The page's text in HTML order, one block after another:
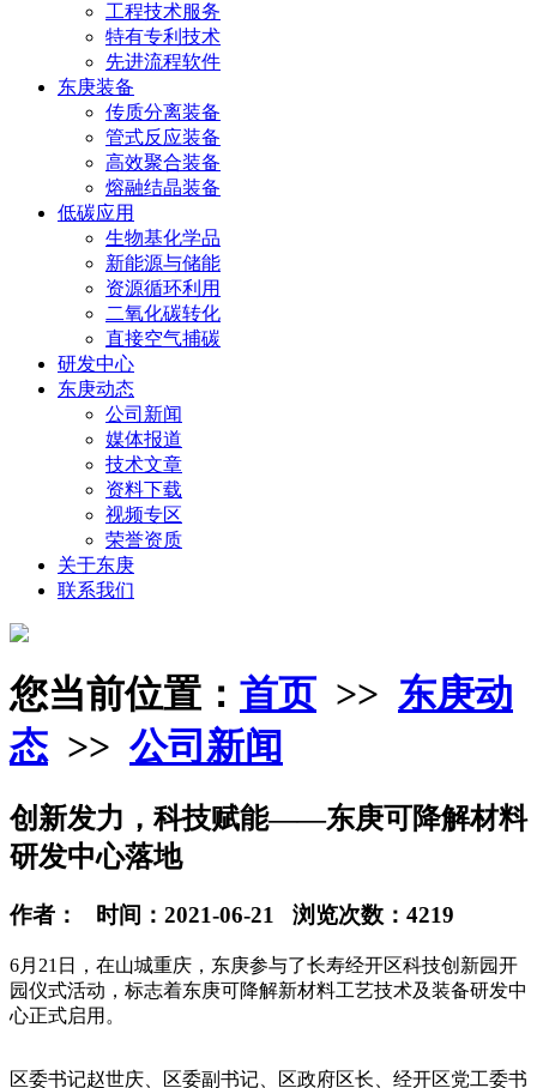
工程技术服务
特有专利技术
先进流程软件
东庚装备
传质分离装备
管式反应装备
高效聚合装备
熔融结晶装备
低碳应用
生物基化学品
新能源与储能
资源循环利用
二氧化碳转化
直接空气捕碳
研发中心
东庚动态
公司新闻
媒体报道
技术文章
资料下载
视频专区
荣誉资质
关于东庚
联系我们
您当前位置： 首页 >> 东庚动
态 >> 公司新闻
创新发力，科技赋能——东庚可降解材料
研发中心落地
作者： 时间：2021-06-21 浏览次数：4219
6月21日，在山城重庆，东庚参与了长寿经开区科技创新园开
园仪式活动，标志着东庚可降解新材料工艺技术及装备研发中
心正式启用。
区委书记赵世庆、区委副书记、区政府区长、经开区党工委书